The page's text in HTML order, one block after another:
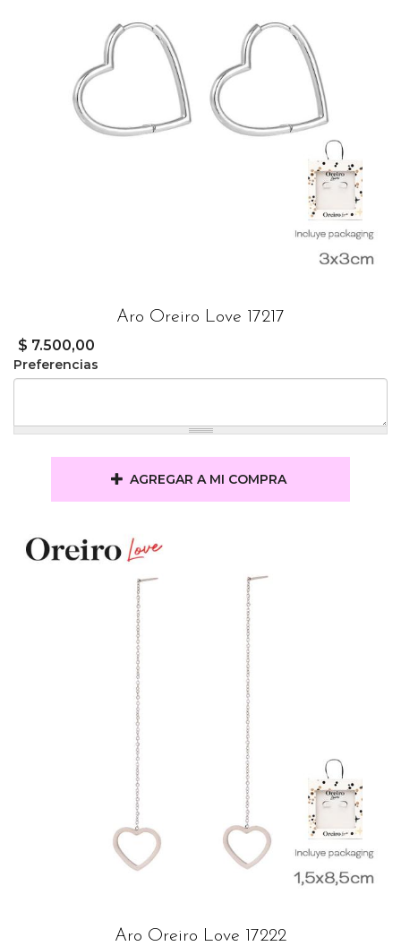
Aro Oreiro Love 17217
$ 7.500,00
Preferencias
AGREGAR A MI COMPRA
Aro Oreiro Love 17222